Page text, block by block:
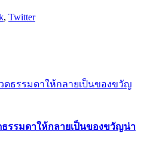
, Twitter
ธรรมดาให้กลายเป็นของขวัญน่า